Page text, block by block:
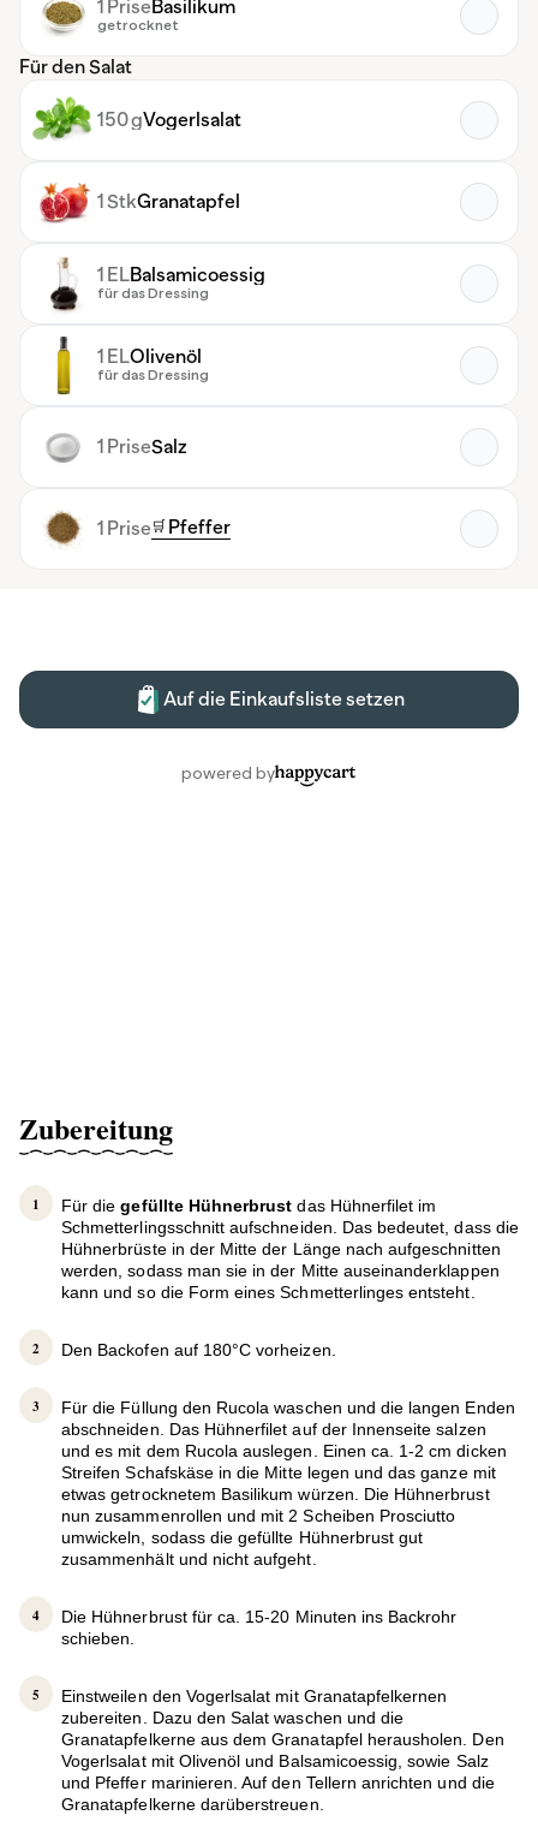
Zubereitung
Für diegefüllte Hühnerbrustdas Hühnerfilet im
Schmetterlingsschnitt aufschneiden. Das bedeutet, dass die
Hühnerbrüste in der Mitte der Länge nach aufgeschnitten
werden, sodass man sie in der Mitte auseinanderklappen
kann und so die Form eines Schmetterlinges entsteht.
Den Backofen auf 180°C vorheizen.
Für die Füllung den Rucola waschen und die langen Enden
abschneiden. Das Hühnerfilet auf der Innenseite salzen
und es mit dem Rucola auslegen. Einen ca. 1-2 cm dicken
Streifen Schafskäse in die Mitte legen und das ganze mit
etwas getrocknetem Basilikum würzen. Die Hühnerbrust
nun zusammenrollen und mit 2 Scheiben Prosciutto
umwickeln, sodass die gefüllte Hühnerbrust gut
zusammenhält und nicht aufgeht.
Die Hühnerbrust für ca. 15-20 Minuten ins Backrohr
schieben.
Einstweilen den Vogerlsalat mit Granatapfelkernen
zubereiten. Dazu den Salat waschen und die
Granatapfelkerne aus dem Granatapfel herausholen. Den
Vogerlsalat mit Olivenöl und Balsamicoessig, sowie Salz
und Pfeffer marinieren. Auf den Tellern anrichten und die
Granatapfelkerne darüberstreuen.